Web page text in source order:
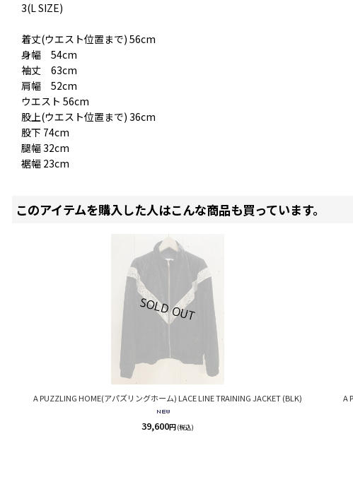
3(L SIZE)
着丈(ウエスト位置まで) 56cm
身幅 54cm
袖丈 63cm
肩幅 52cm
ウエスト 56cm
股上(ウエスト位置まで) 36cm
股下 74cm
腿幅 32cm
裾幅 23cm
このアイテムを購入した人はこんな商品も買っています。
A PUZZLING HOME(アパズリングホーム) LACE LINE TRAINING JACKET (BLK)
39,600円(税込)
A